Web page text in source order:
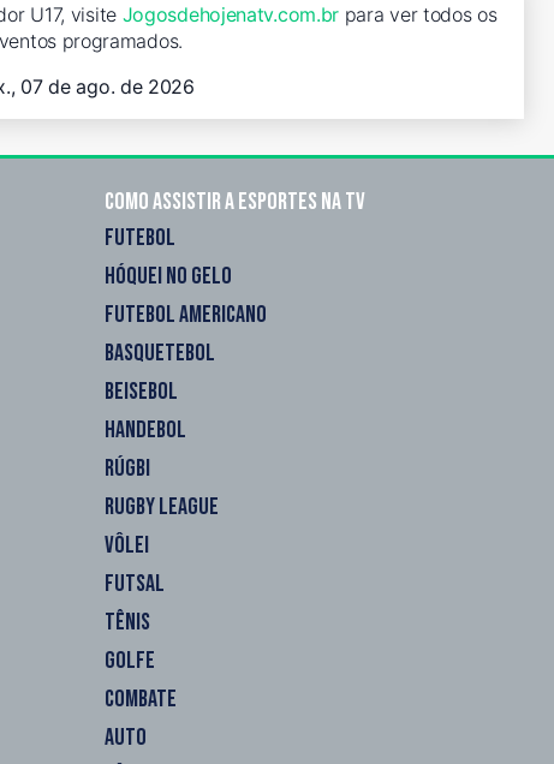
U17, visite Jogosdehojenatv.com.br para ver todos os
programados.
07 de ago. de 2026
Como assistir a esportes na TV
FUTEBOL
HÓQUEI NO GELO
FUTEBOL AMERICANO
BASQUETEBOL
BEISEBOL
HANDEBOL
RÚGBI
RUGBY LEAGUE
VÔLEI
FUTSAL
TÊNIS
GOLFE
COMBATE
AUTO